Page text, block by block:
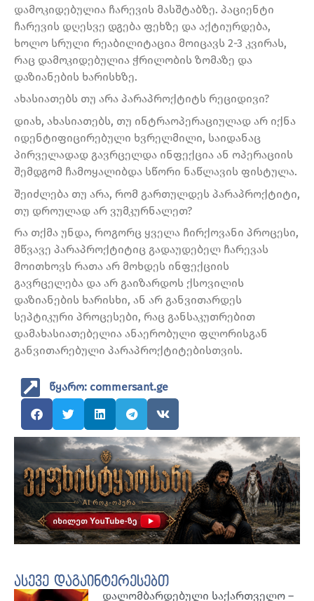
დამოკიდებულია ჩარევის მასშტაბზე. პაციენტი
ჩარევის დღესვე დგება ფეხზე და აქტიურდება,
ხოლო სრული რეაბილიტაცია მოიცავს 2-3 კვირას,
რაც დამოკიდებულია ჭრილობის ზომაზე და
დაზიანების ხარისხზე.
ახასიათებს თუ არა პარაპროქტიტს რეციდივი?
დიახ, ახასიათებს, თუ ინტრაოპერაციულად არ იქნა
იდენტიფიცირებული ხვრელმილი, საიდანაც
პირველადად გავრცელდა ინფექცია ან ოპერაციის
შემდგომ ჩამოყალიბდა სწორი ნაწლავის ფისტულა.
შეიძლება თუ არა, რომ გართულდეს პარაპროქტიტი,
თუ დროულად არ ვუმკურნალეთ?
რა თქმა უნდა, როგორც ყველა ჩირქოვანი პროცესი,
მწვავე პარაპროქტიტიც გადაუდებელ ჩარევას
მოითხოვს რათა არ მოხდეს ინფექციის
გავრცელება და არ გაიზარდოს ქსოვილის
დაზიანების ხარისხი, ან არ განვითარდეს
სეპტიკური პროცესები, რაც განსაკუთრებით
დამახასიათებელია ანაერობული ფლორისგან
განვითარებული პარაპროქტიტებისთვის.
წყარო: commersant.ge
ასევე დაგაინტერესებთ
დალომბარდებული საქართველო –